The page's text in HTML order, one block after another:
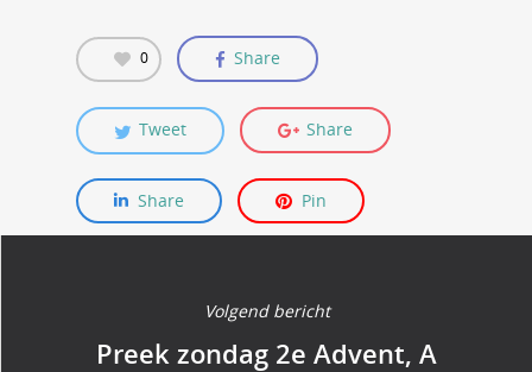
0 Share
Tweet Share
Share Pin
Volgend bericht
Preek zondag 2e Advent, A